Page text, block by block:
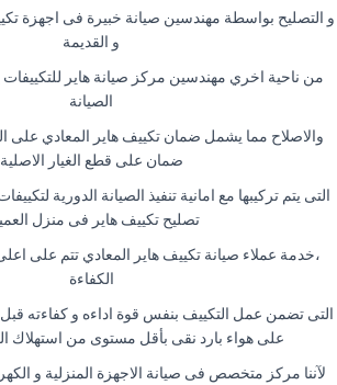
و التصليح بواسطة مهندسين صيانة خبيرة فى اجهزة
و القديمة
من ناحية اخري مهندسين مركز صيانة هاير
الصيانة
والاصلاح مما يشمل ضمان تكييف هاير المعادي على
ضمان على قطع الغيار الاصلية
التى يتم تركيبها مع امانية تنفيذ الصيانة الدورية
تصليح تكييف هاير فى منزل
،خدمة عملاء صيانة تكييف هاير المعادي تتم على
الكفاءة
التى تضمن عمل التكييف بنفس قوة اداءه و كفاءته
على هواء بارد نقى بأقل مستوى من استهلاك